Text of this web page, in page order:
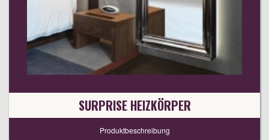
SURPRISE HEIZKÖRPER
Produktbeschreibung